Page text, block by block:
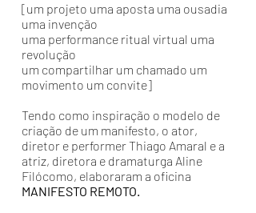
[um projeto uma aposta uma ousadia
uma invenção
uma performance ritual virtual uma
revolução
um compartilhar um chamado um
movimento um convite]
Tendo como inspiração o modelo de
criação de um manifesto, o ator,
diretor e performer Thiago Amaral e a
atriz, diretora e dramaturga Aline
Filócomo, elaboraram a oficina
MANIFESTO REMOTO.